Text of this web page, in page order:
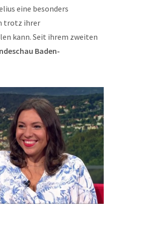
eine besonders
trotz ihrer
kann. Seit ihrem zweiten
Baden-